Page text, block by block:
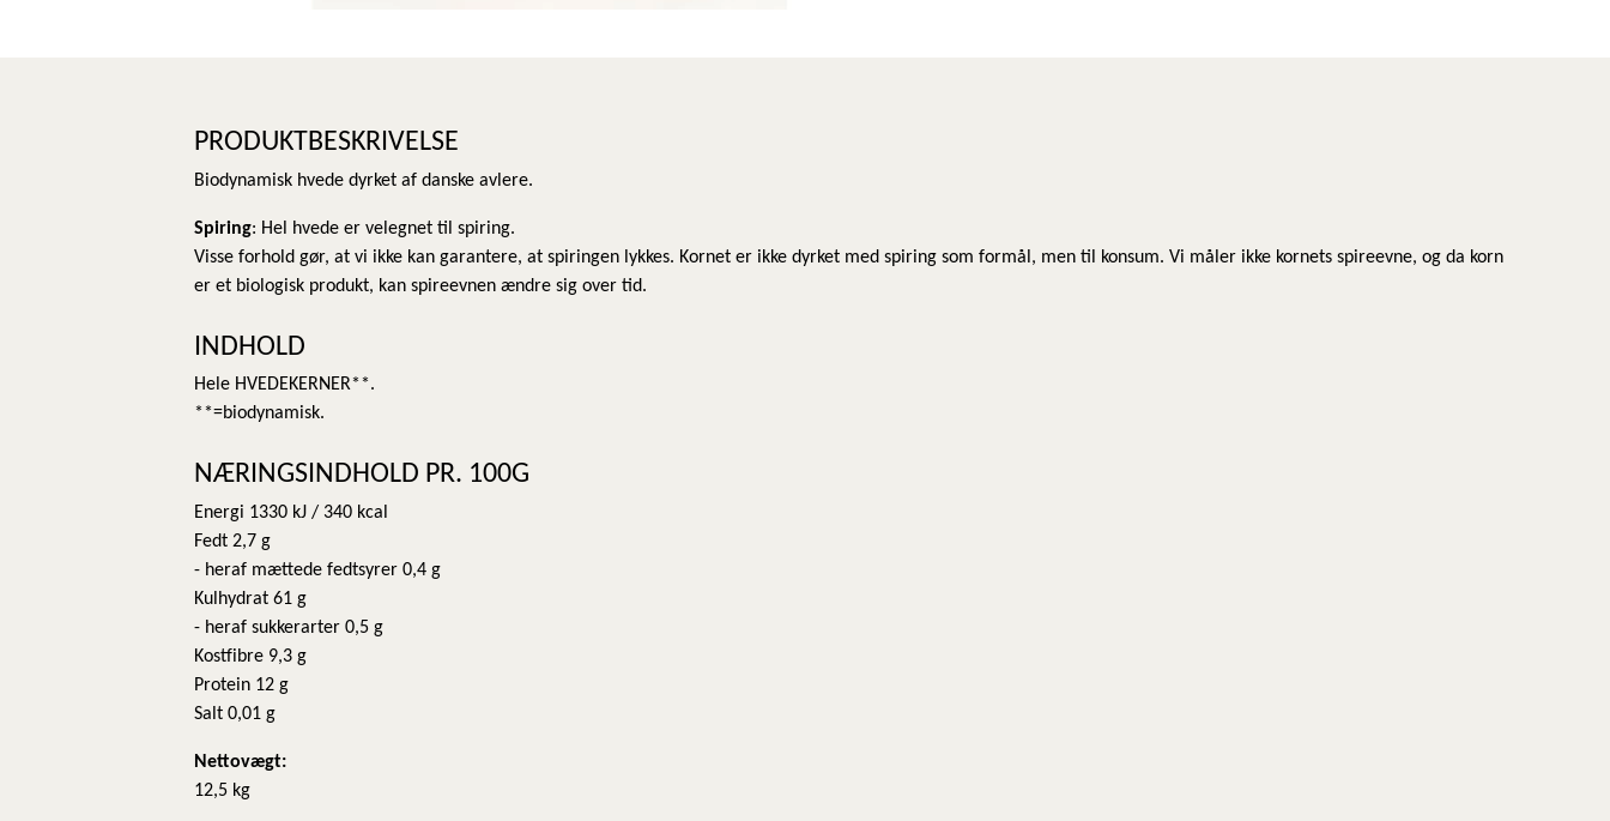
PRODUKTBESKRIVELSE
Biodynamisk hvede dyrket af danske avlere.
Spiring: Hel hvede er velegnet til spiring.
Visse forhold gør, at vi ikke kan garantere, at spiringen lykkes. Kornet er ikke dyrket med spiring som formål, men til konsum. Vi måler ikke kornets spireevne, og da korn
er et biologisk produkt, kan spireevnen ændre sig over tid.
INDHOLD
Hele HVEDEKERNER**.
**=biodynamisk.
NÆRINGSINDHOLD PR. 100G
Energi 1330 kJ / 340 kcal
Fedt 2,7 g
- heraf mættede fedtsyrer 0,4 g
Kulhydrat 61 g
- heraf sukkerarter 0,5 g
Kostfibre 9,3 g
Protein 12 g
Salt 0,01 g
Nettovægt:
12,5 kg